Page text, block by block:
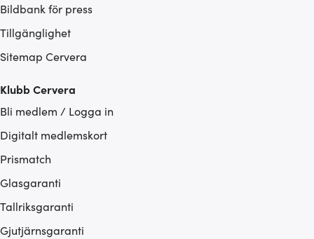
Bildbank för press
Tillgänglighet
Sitemap Cervera
Klubb Cervera
Bli medlem / Logga in
Digitalt medlemskort
Prismatch
Glasgaranti
Tallriksgaranti
Gjutjärnsgaranti